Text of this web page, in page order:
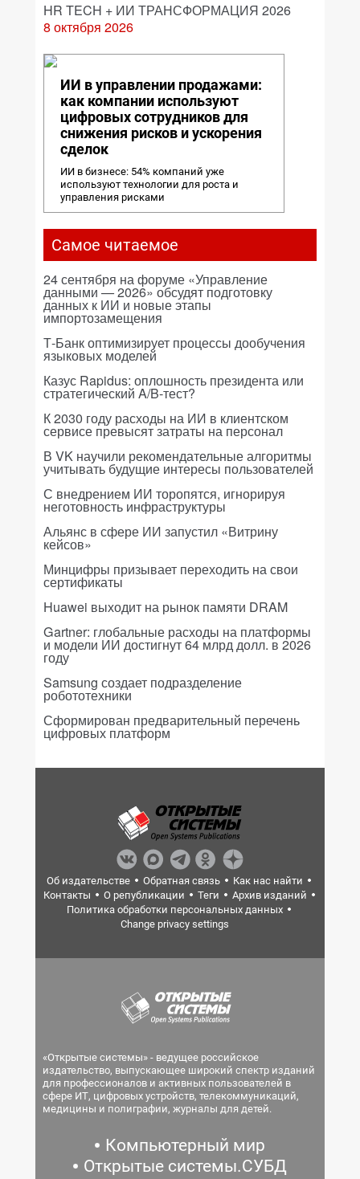
HR TECH + ИИ ТРАНСФОРМАЦИЯ 2026
8 октября 2026
ИИ в управлении продажами:
как компании используют
цифровых сотрудников для
снижения рисков и ускорения
сделок
ИИ в бизнесе: 54% компаний уже
используют технологии для роста и
управления рисками
Самое читаемое
24 сентября на форуме «Управление
данными — 2026» обсудят подготовку
данных к ИИ и новые этапы
импортозамещения
Т-Банк оптимизирует процессы дообучения
языковых моделей
Казус Rapidus: оплошность президента или
стратегический A/B-тест?
К 2030 году расходы на ИИ в клиентском
сервисе превысят затраты на персонал
В VK научили рекомендательные алгоритмы
учитывать будущие интересы пользователей
С внедрением ИИ торопятся, игнорируя
неготовность инфраструктуры
Альянс в сфере ИИ запустил «Витрину
кейсов»
Минцифры призывает переходить на свои
сертификаты
Huawei выходит на рынок памяти DRAM
Gartner: глобальные расходы на платформы
и модели ИИ достигнут 64 млрд долл. в 2026
году
Samsung создает подразделение
робототехники
Сформирован предварительный перечень
цифровых платформ
Об издательстве Обратная связь
Как нас найти
Контакты
О републикации Теги
Архив изданий
Политика обработки персональных данных
Change privacy settings
«Открытые системы» - ведущее российское
издательство, выпускающее широкий спектр изданий
для профессионалов и активных пользователей в
сфере ИТ, цифровых устройств, телекоммуникаций,
медицины и полиграфии, журналы для детей.
Компьютерный мир
Открытые системы.СУБД